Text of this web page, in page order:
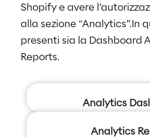
Shopify e avere
alla sezione “Analytics”.In
presenti sia la Dashboard
Reports.
Analytics
Analytics